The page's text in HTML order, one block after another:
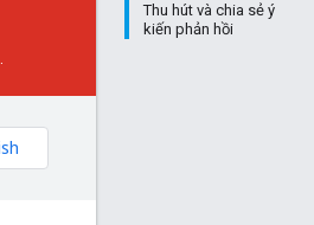
Thu hút và chia sẻ ý
kiến phản hồi